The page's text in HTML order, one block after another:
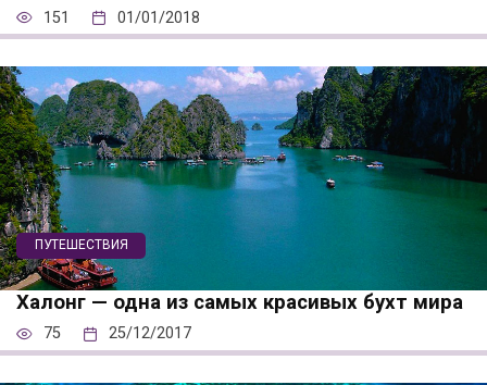
151 01/01/2018
ПУТЕШЕСТВИЯ
Халонг — одна из самых красивых бухт мира
75 25/12/2017